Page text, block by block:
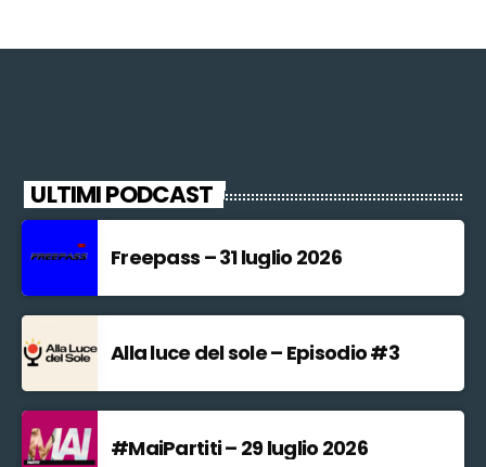
ULTIMI PODCAST
Freepass – 31 luglio 2026
Alla luce del sole – Episodio #3
#MaiPartiti – 29 luglio 2026